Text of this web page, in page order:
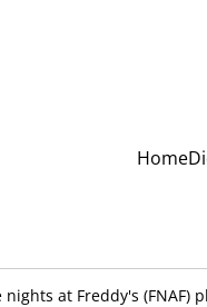
Home
nights at Freddy's (FNAF)